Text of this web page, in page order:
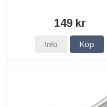
149 kr
Info Köp